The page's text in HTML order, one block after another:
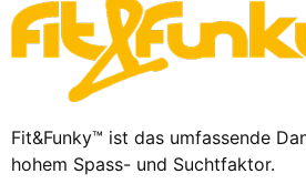
Fit&Funky™ ist das umfassende
hohem Spass- und Suchtfaktor.